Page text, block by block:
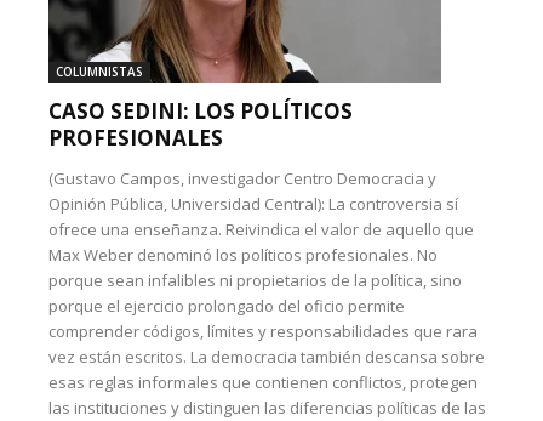
COLUMNISTAS
CASO SEDINI: LOS POLÍTICOS
PROFESIONALES
(Gustavo Campos, investigador Centro Democracia y
Opinión Pública, Universidad Central): La controversia sí
ofrece una enseñanza. Reivindica el valor de aquello que
Max Weber denominó los políticos profesionales. No
porque sean infalibles ni propietarios de la política, sino
porque el ejercicio prolongado del oficio permite
comprender códigos, límites y responsabilidades que rara
vez están escritos. La democracia también descansa sobre
esas reglas informales que contienen conflictos, protegen
las instituciones y distinguen las diferencias políticas de las